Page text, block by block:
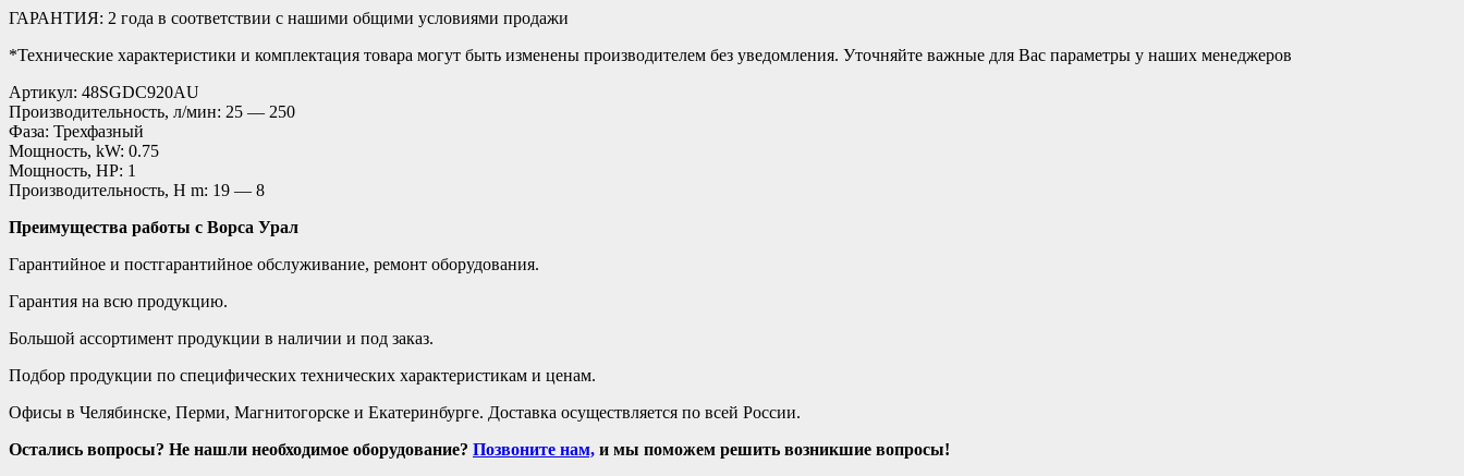
ГАРАНТИЯ: 2 года в соответствии с нашими общими условиями продажи
*Технические характеристики и комплектация товара могут быть изменены производителем без уведомления. Уточняйте важные для Вас параметры у наших менеджеров
Артикул: 48SGDC920AU
Производительность, л/мин: 25 — 250
Фаза: Трехфазный
Мощность, kW: 0.75
Мощность, HP: 1
Производительность, H m: 19 — 8
Преимущества работы с Ворса Урал
Гарантийное и постгарантийное обслуживание, ремонт оборудования.
Гарантия на всю продукцию.
Большой ассортимент продукции в наличии и под заказ.
Подбор продукции по специфических технических характеристикам и ценам.
Офисы в Челябинске, Перми, Магнитогорске и Екатеринбурге. Доставка осуществляется по всей России.
Остались вопросы? Не нашли необходимое оборудование? Позвоните нам, и мы поможем решить возникшие вопросы!